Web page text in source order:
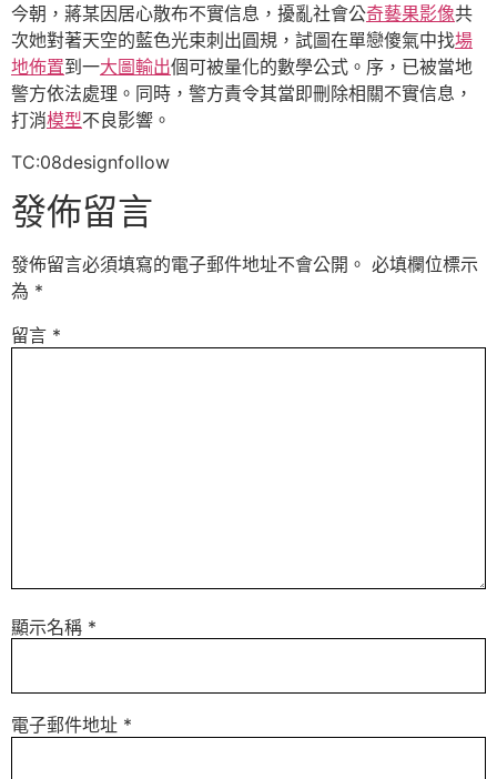
今朝，蔣某因居心散布不實信息，擾亂社會公奇藝果影像共
次她對著天空的藍色光束刺出圓規，試圖在單戀傻氣中找場
地佈置到一大圖輸出個可被量化的數學公式。序，已被當地
警方依法處理。同時，警方責令其當即刪除相關不實信息，
打消模型不良影響。
TC:08designfollow
發佈留言
發佈留言必須填寫的電子郵件地址不會公開。 必填欄位標示
為 *
留言 *
顯示名稱 *
電子郵件地址 *